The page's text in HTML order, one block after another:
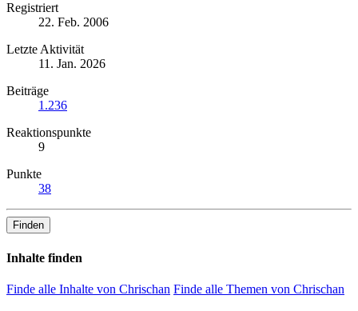
Registriert
22. Feb. 2006
Letzte Aktivität
11. Jan. 2026
Beiträge
1.236
Reaktionspunkte
9
Punkte
38
Finden
Inhalte finden
Finde alle Inhalte von Chrischan Finde alle Themen von Chrischan